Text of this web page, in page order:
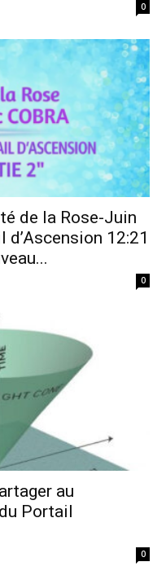
0
de la Rose-Juin
12:21
0
au
Portail
0